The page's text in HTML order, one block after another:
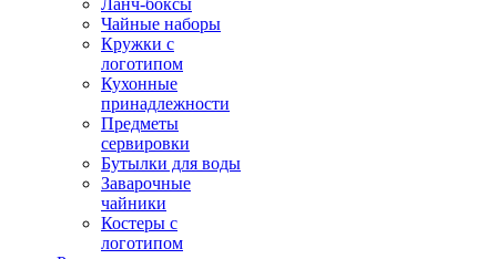
Ланч-боксы
Чайные наборы
Кружки с
логотипом
Кухонные
принадлежности
Предметы
сервировки
Бутылки для воды
Заварочные
чайники
Костеры с
логотипом